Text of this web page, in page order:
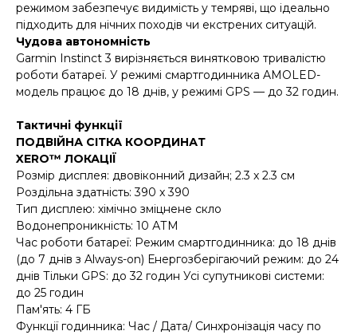
режимом забезпечує видимість у темряві, що ідеально
підходить для нічних походів чи екстрених ситуацій.
Чудова автономність
Garmin Instinct 3 вирізняється винятковою тривалістю
роботи батареї. У режимі смартгодинника AMOLED-
модель працює до 18 днів, у режимі GPS — до 32 годин.
Тактичні функції
ПОДВІЙНА СІТКА КООРДИНАТ
XERO™ ЛОКАЦІЇ
Розмір дисплея: двовіконний дизайн; 2.3 x 2.3 см
Роздільна здатність: 390 x 390
Тип дисплею: хімічно зміцнене скло
Водонепроникність: 10 АТМ
Час роботи батареї: Режим смартгодинника: до 18 днів
(до 7 днів з Always-on) Енергозберігаючий режим: до 24
днів Тільки GPS: до 32 годин Усі супутникові системи:
до 25 годин
Пам'ять: 4 ГБ
Функції годинника: Час / Дата/ Синхронізація часу по